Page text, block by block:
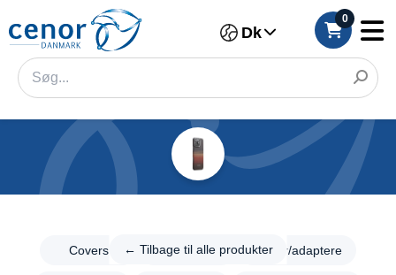
Dk
0
← Tilbage til alle produkter
Covers Foto/video Kabler/adaptere
Kategorier
Tilbage til
Filter
Kategori